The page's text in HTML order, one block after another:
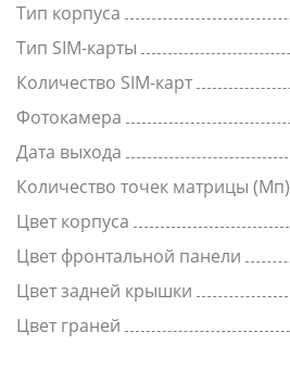
Тип корпуса
Тип SIM-карты
Количество SIM-карт
Фотокамера
Дата выхода
Количество точек матрицы (Мп)
Цвет корпуса
Цвет фронтальной панели
Цвет задней крышки
Цвет граней